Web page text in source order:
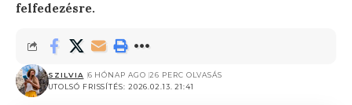
felfedezésre.
UTOLSÓ FRISSÍTÉS: 2026.02.13. 21:41
SZILVIA 6 HÓNAP AGO 26 PERC OLVASÁS